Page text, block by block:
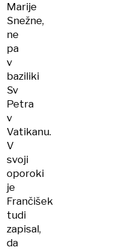
Marije
Snežne,
ne
pa
v
baziliki
Sv
Petra
v
Vatikanu.
V
svoji
oporoki
je
Frančišek
tudi
zapisal,
da